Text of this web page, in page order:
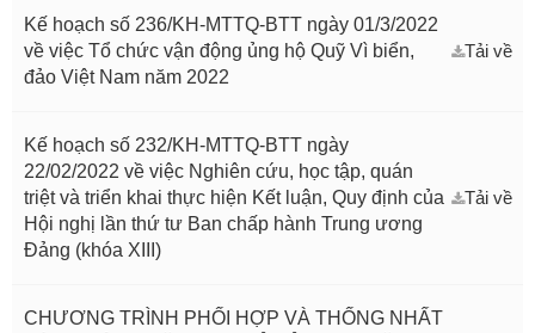
Kế hoạch số 236/KH-MTTQ-BTT ngày 01/3/2022
về việc Tổ chức vận động ủng hộ Quỹ Vì biển,
đảo Việt Nam năm 2022
Tải về
Kế hoạch số 232/KH-MTTQ-BTT ngày
22/02/2022 về việc Nghiên cứu, học tập, quán
triệt và triển khai thực hiện Kết luận, Quy định của
Hội nghị lần thứ tư Ban chấp hành Trung ương
Đảng (khóa XIII)
Tải về
CHƯƠNG TRÌNH PHỐI HỢP VÀ THỐNG NHẤT